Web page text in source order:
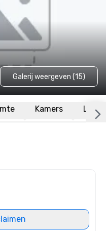
Galerij weergeven (15)
Kamers